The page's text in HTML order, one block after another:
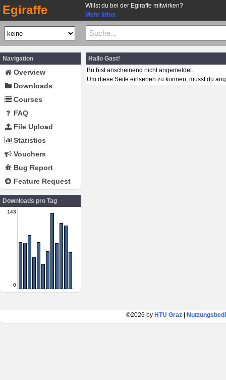
Egiraffe
Willst du bei der Egiraffe mitwirken?
Mehr Infos
Navigation
Overview
Downloads
Courses
FAQ
File Upload
Statistics
Vouchers
Bug Report
Feature Request
Downloads pro Tag
143
0
Hallo Gast!
Bu bist anscheinend nicht angemeldet.
Um diese Seite einsehen zu können, musst du
©2026 by HTU Graz|